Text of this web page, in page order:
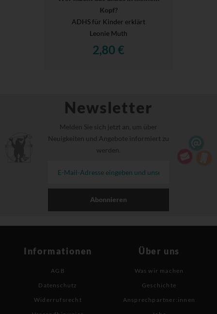
Kopf?
ADHS für Kinder erklärt
Leonie Muth
2,80 €
Newsletter
Melden Sie sich jetzt an, um über
Neuigkeiten und Angebote informiert zu
werden.
Abonnieren
Informationen
AGB
Datenschutz
Widerrufsrecht
Über uns
Was wir machen
Geschichte
Ansprechpartner:innen